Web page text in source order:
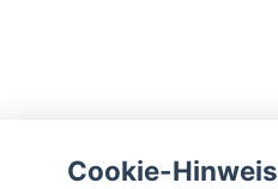
Cookie-Hinweis